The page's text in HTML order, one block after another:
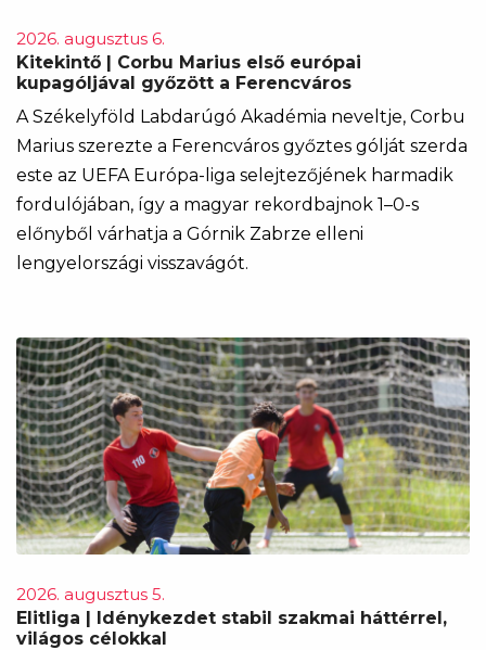
2026. augusztus 6.
Kitekintő | Corbu Marius első európai
kupagóljával győzött a Ferencváros
A Székelyföld Labdarúgó Akadémia neveltje, Corbu
Marius szerezte a Ferencváros győztes gólját szerda
este az UEFA Európa-liga selejtezőjének harmadik
fordulójában, így a magyar rekordbajnok 1–0-s
előnyből várhatja a Górnik Zabrze elleni
lengyelországi visszavágót.
2026. augusztus 5.
Elitliga | Idénykezdet stabil szakmai háttérrel,
világos célokkal